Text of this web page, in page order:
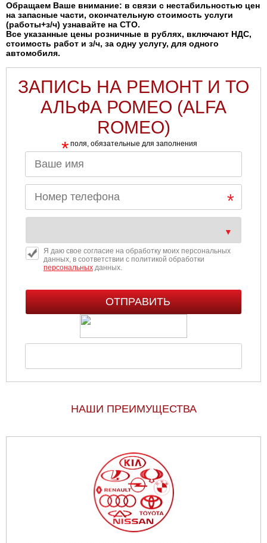
Обращаем Ваше внимание: в связи с нестабильностью цен
на запасные части, окончательную стоимость услуги
(работы+з/ч) узнавайте на СТО.
Все указанные цены розничные в рублях, включают НДС,
стоимость работ и з/ч, за одну услугу, для одного
автомобиля.
ЗАПИСЬ НА РЕМОНТ И ТО
АЛЬФА РОМЕО (ALFA
ROMEO)
* поля, обязательные для заполнения
Я даю свое согласие на обработку моих персональных
данных, в соответствии с политикой обработки
персональныхданных.
НАШИ ПРЕИМУЩЕСТВА